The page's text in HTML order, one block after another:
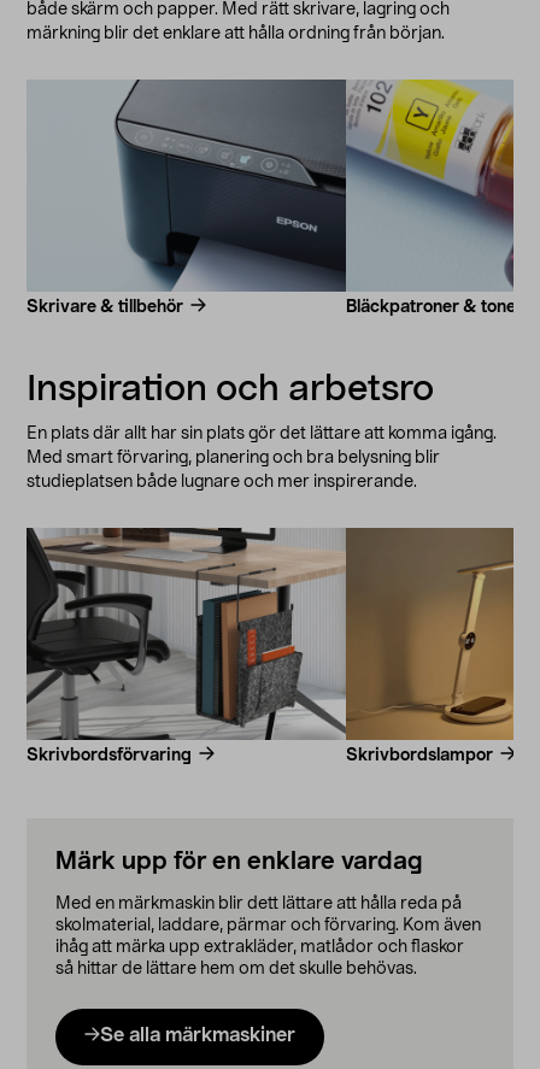
både skärm och papper. Med rätt skrivare, lagring och
märkning blir det enklare att hålla ordning från början.
Skrivare & tillbehör Bläckpatroner & toner
Inspiration och arbetsro
En plats där allt har sin plats gör det lättare att komma igång.
Med smart förvaring, planering och bra belysning blir
studieplatsen både lugnare och mer inspirerande.
Skrivbordsförvaring Skrivbordslampor
Märk upp för en enklare vardag
Med en märkmaskin blir dett lättare att hålla reda på
skolmaterial, laddare, pärmar och förvaring. Kom även
ihåg att märka upp extrakläder, matlådor och flaskor
så hittar de lättare hem om det skulle behövas.
Se alla märkmaskiner